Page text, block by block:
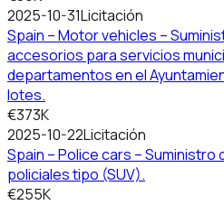
2025-10-31Licitación
Spain – Motor vehicles –
accesorios para servicios
departamentos en el
lotes.
€373K
2025-10-22Licitación
Spain – Police cars –
policiales tipo (SUV).
€255K